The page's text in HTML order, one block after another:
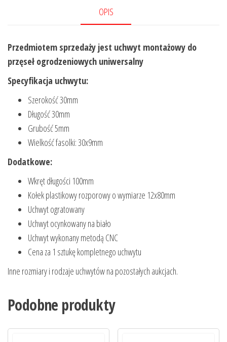
(1
szt.)
OPIS
Przedmiotem sprzedaży jest uchwyt montażowy do
przęseł ogrodzeniowych uniwersalny
Specyfikacja uchwytu:
Szerokość 30mm
Długość 30mm
Grubość 5mm
Wielkość fasolki: 30x9mm
Dodatkowe:
Wkręt długości 100mm
Kołek plastikowy rozporowy o wymiarze 12x80mm
Uchwyt ogratowany
Uchwyt ocynkowany na biało
Uchwyt wykonany metodą CNC
Cena za 1 sztukę kompletnego uchwytu
Inne rozmiary i rodzaje uchwytów na pozostałych aukcjach.
Podobne produkty